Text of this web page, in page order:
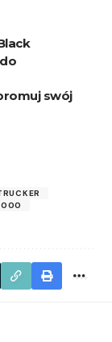
swój